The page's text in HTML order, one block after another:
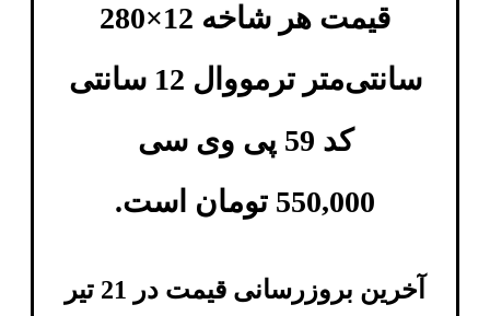
قیمت هر شاخه 12×280
سانتی‌متر
ترمووال 12 سانتی
کد 59 پی وی سی
550,000 تومان است.
آخرین بروزرسانی قیمت در 21 تیر